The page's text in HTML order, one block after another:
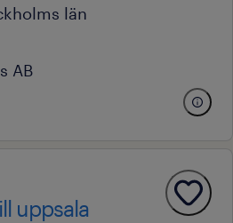
län
AB
uppsala